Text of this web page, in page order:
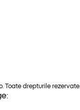
Toate drepturile rezervate.